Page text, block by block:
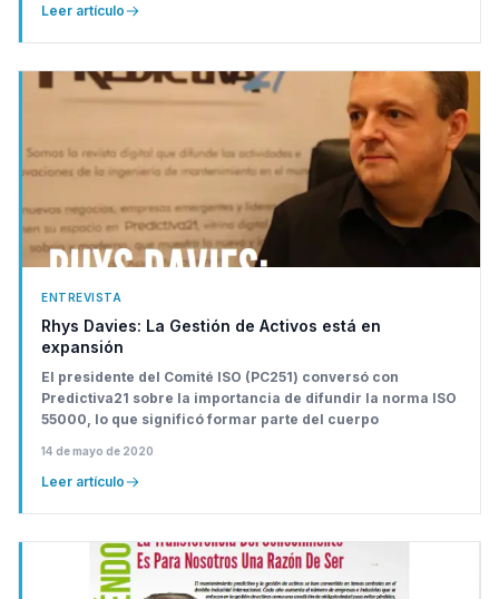
Leer artículo
ENTREVISTA
Rhys Davies: La Gestión de Activos está en
expansión
El presidente del Comité ISO (PC251) conversó con
Predictiva21 sobre la importancia de difundir la norma ISO
55000, lo que significó formar parte del cuerpo
14 de mayo de 2020
Leer artículo